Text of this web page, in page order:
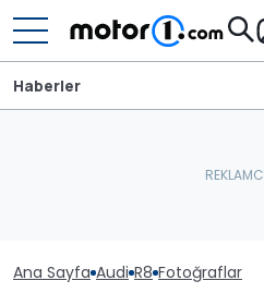
Haberler
Ana Sayfa Audi R8 Fotoğraflar